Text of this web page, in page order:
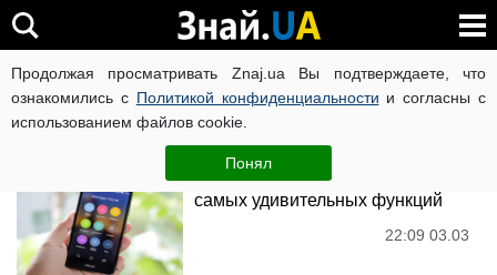
Продолжая просматривать Znaj.ua Вы подтверждаете, что
ознакомились с Политикой конфиденциальности и согласны с
использованием файлов cookie.
Понял
iOS 11
Что скрывает ваш смартфон: 11
самых удивительных функций
22:09 03.03